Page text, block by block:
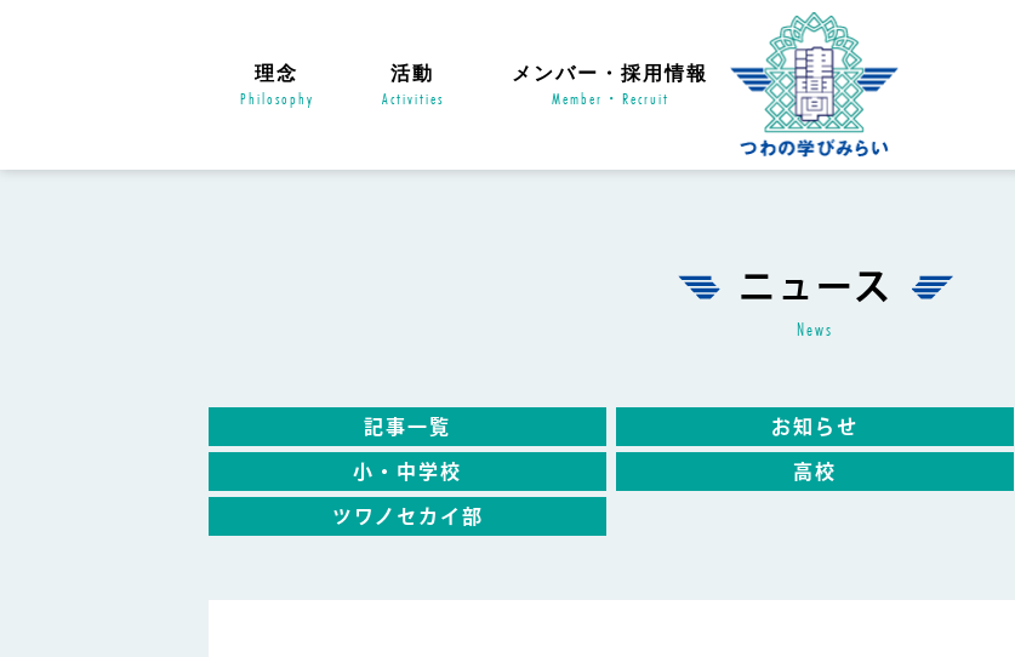
理念
Philosophy
活動
Activities
メンバー・採用情報
Member・Recruit
ニュース
news
記事一覧 お知らせ
小・中学校 高校
ツワノセカイ部